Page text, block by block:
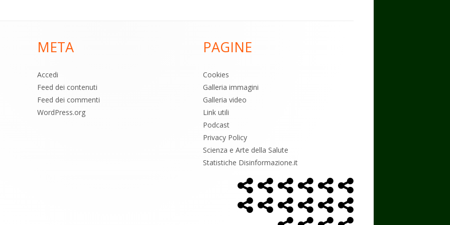
META
Accedi
Feed dei contenuti
Feed dei commenti
WordPress.org
PAGINE
Cookies
Galleria immagini
Galleria video
Link utili
Podcast
Privacy Policy
Scienza e Arte della Salute
Statistiche Disinformazione.it
Menù
social
link
Home
Page
Alimentazione
AmbienteBambiniBiodecodifica
Cancro
ControlloEconomiaEsoterismo
FarmaciMassoneria
NWO
PoliticaSaluteStoriaPodcast